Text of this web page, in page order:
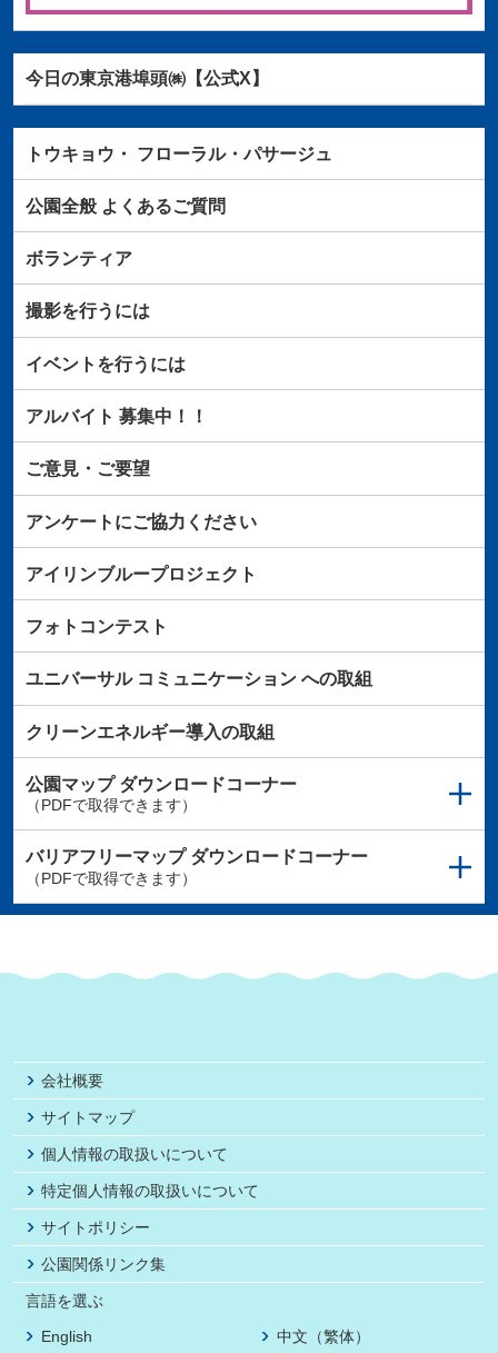
今日の東京港埠頭㈱【公式X】
トウキョウ・ フローラル・パサージュ
公園全般よくあるご質問
ボランティア
撮影を行うには
イベントを行うには
アルバイト 募集中！！
ご意見・ご要望
アンケートにご協力ください
アイリンブループロジェクト
フォトコンテスト
ユニバーサルコミュニケーションへの取組
クリーンエネルギー導入の取組
公園マップダウンロードコーナー
（PDFで取得できます）
バリアフリーマップダウンロードコーナー
（PDFで取得できます）
会社概要
サイトマップ
個人情報の取扱いについて
特定個人情報の取扱いについて
サイトポリシー
公園関係リンク集
言語を選ぶ
English
中文（繁体）